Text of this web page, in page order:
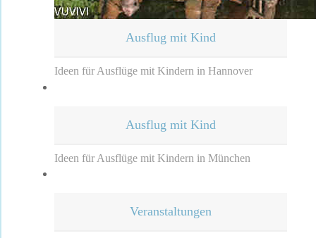
Ausflug mit Kind
Ideen für Ausflüge mit Kindern in Hannover
Ausflug mit Kind
Ideen für Ausflüge mit Kindern in München
Veranstaltungen